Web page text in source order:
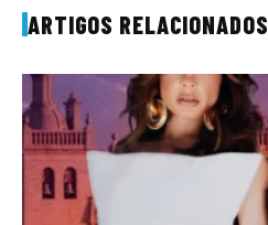
ARTIGOS RELACIONADOS